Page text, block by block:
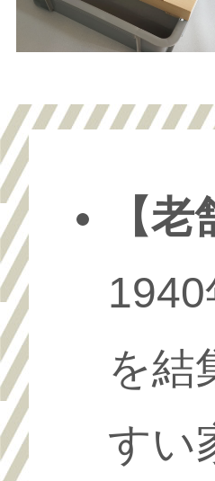
【
を結
すい